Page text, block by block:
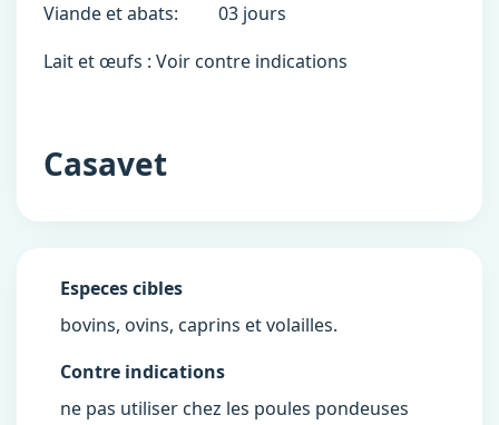
Viande et abats: 03 jours
Lait et œufs : Voir contre indications
Casavet
Especes cibles
bovins, ovins, caprins et volailles.
Contre indications
ne pas utiliser chez les poules pondeuses